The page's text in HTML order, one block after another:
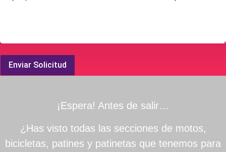
Enviar Solicitud
¡Espera! Antes de salir…
¿Has visto todas las secciones de motos,
bicicletas, patines y patinetas que tenemos para